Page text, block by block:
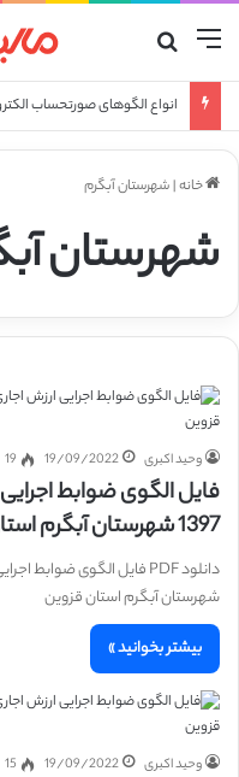
منو
انواع الگوهای صورتحساب
خانه|شهرستان آبگرم
شهرستان
وحید اکبری 19/09/2022
19
فایل الگوی ضوابط
1397 شهرستان آبگرم استان قزوین
شهرستان آبگرم استان قزوین
بیشتر بخوانید »
وحید اکبری 19/09/2022
15